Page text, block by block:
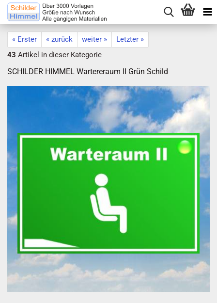
« Erster « zurück weiter »
Letzter »
43 Artikel in dieser Kategorie
SCHILDER HIMMEL Wartereraum II Grün Schild